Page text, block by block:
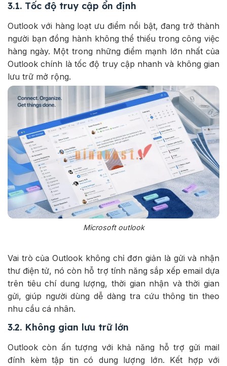
3.1. Tốc độ truy cập ổn định
Outlook với hàng loạt ưu điểm nổi bật, đang trở thành
người bạn đồng hành không thể thiếu trong công việc
hàng ngày. Một trong những điểm mạnh lớn nhất của
Outlook chính là tốc độ truy cập nhanh và không gian
lưu trữ mở rộng.
Microsoft outlook
Vai trò của Outlook không chỉ đơn giản là gửi và nhận
thư điện tử, nó còn hỗ trợ tính năng sắp xếp email dựa
trên tiêu chí dung lượng, thời gian nhận và thời gian
gửi, giúp người dùng dễ dàng tra cứu thông tin theo
nhu cầu cá nhân.
3.2. Không gian lưu trữ lớn
Outlook còn ấn tượng với khả năng hỗ trợ gửi mail
đính kèm tập tin có dung lượng lớn. Kết hợp với